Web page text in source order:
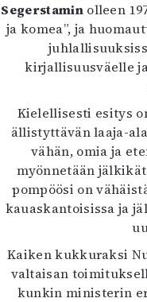
Segerstaminolleen
ja komea”, ja
kirjallisuusväelle
Kielellisesti esitys
ällistyttävän laaja-
vähän, omia ja
myönnetään
pompöösi on
kauaskantoisissa ja
Kaiken kukkuraksi
valtaisan
kunkin ministerin